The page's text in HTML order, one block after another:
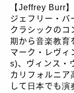
【Jeffrey Burr】
ジェフリー・バ
クラシックのコ
期から音楽教育
マーク・レヴ
s)、ヴィンス・
カリフォルニア
して日本でも